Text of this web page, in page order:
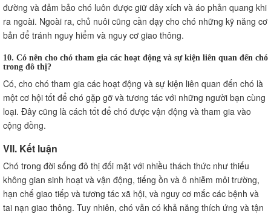
đường và đảm bảo chó luôn được giữ dây xích và áo phản quang khi
ra ngoài. Ngoài ra, chủ nuôi cũng cần dạy cho chó những kỹ năng cơ
bản để tránh nguy hiểm và nguy cơ giao thông.
10. Có nên cho chó tham gia các hoạt động và sự kiện liên quan đến chó
trong đô thị?
Có, cho chó tham gia các hoạt động và sự kiện liên quan đến chó là
một cơ hội tốt để chó gặp gỡ và tương tác với những người bạn cùng
loại. Đây cũng là cách tốt để chó được vận động và tham gia vào
cộng đồng.
VII. Kết luận
Chó trong đời sống đô thị đối mặt với nhiều thách thức như thiếu
không gian sinh hoạt và vận động, tiếng ồn và ô nhiễm môi trường,
hạn chế giao tiếp và tương tác xã hội, và nguy cơ mắc các bệnh và
tai nạn giao thông. Tuy nhiên, chó vẫn có khả năng thích ứng và tận